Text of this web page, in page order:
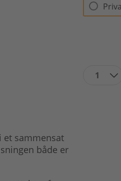
1
sammensat
både er